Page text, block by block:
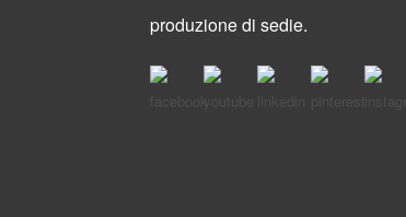
produzione di sedie.